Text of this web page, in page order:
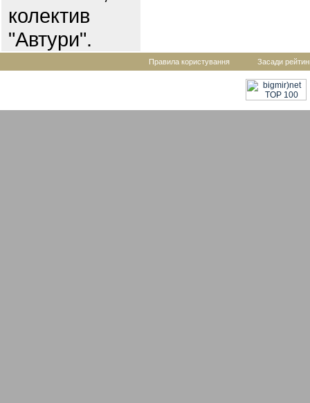
колектив
"Автури".
Правила користування Засади